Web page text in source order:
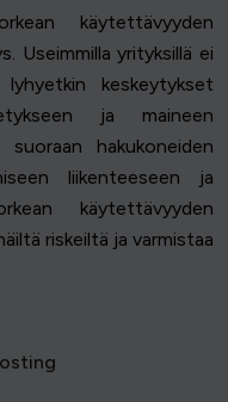
käytettävyyden
Useimmilla yrityksillä ei
keskeytykset
ja maineen
hakukoneiden
liikenteeseen ja
käytettävyyden
riskeiltä ja varmistaa